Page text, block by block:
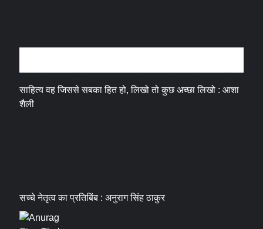
साहित्य वह जिससे सबका हित हो, लिखो तो कुछ अच्छा लिखो : आशा
शैली
सच्चे नेतृत्व का प्रतिबिंब : अनुराग सिंह ठाकुर